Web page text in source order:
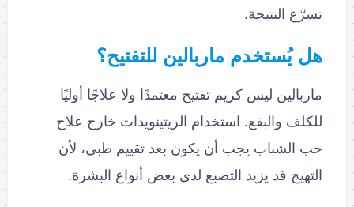
تسرّع النتيجة.
هل يُستخدم ماربالين للتفتيح؟
ماربالين ليس كريم تفتيح معتمدًا ولا علاجًا أوليًا
للكلف والبقع. استخدام الريتينويدات خارج علاج
حب الشباب يجب أن يكون بعد تقييم طبي، لأن
التهيج قد يزيد التصبغ لدى بعض أنواع البشرة.